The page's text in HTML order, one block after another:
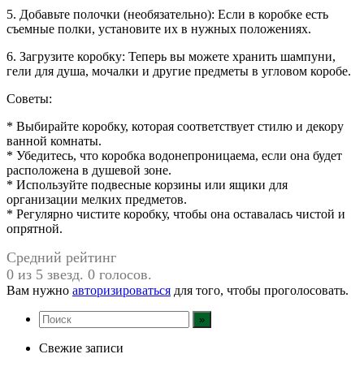
5. Добавьте полочки (необязательно): Если в коробке есть
съемные полки, установите их в нужных положениях.
6. Загрузите коробку: Теперь вы можете хранить шампуни,
гели для душа, мочалки и другие предметы в угловом коробе.
Советы:
* Выбирайте коробку, которая соответствует стилю и декору
ванной комнаты.
* Убедитесь, что коробка водонепроницаема, если она будет
расположена в душевой зоне.
* Используйте подвесные корзины или ящики для
организации мелких предметов.
* Регулярно чистите коробку, чтобы она оставалась чистой и
опрятной.
Средний рейтинг
0 из 5 звезд. 0 голосов.
Вам нужно авторизироваться для того, чтобы проголосовать.
Свежие записи